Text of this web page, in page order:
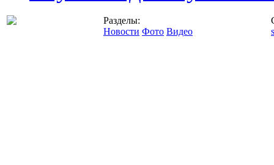
Разделы:
Новости Фото Видео